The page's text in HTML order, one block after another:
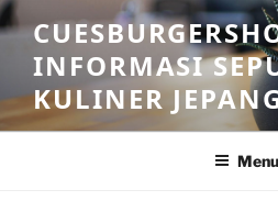
Skip
to
contentINFORMASI
KULINER
Menu